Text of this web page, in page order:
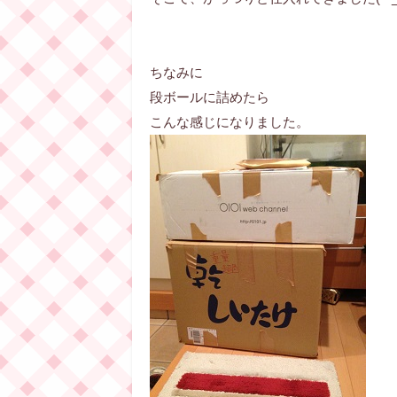
ちなみに
段ボールに詰めたら
こんな感じになりました。